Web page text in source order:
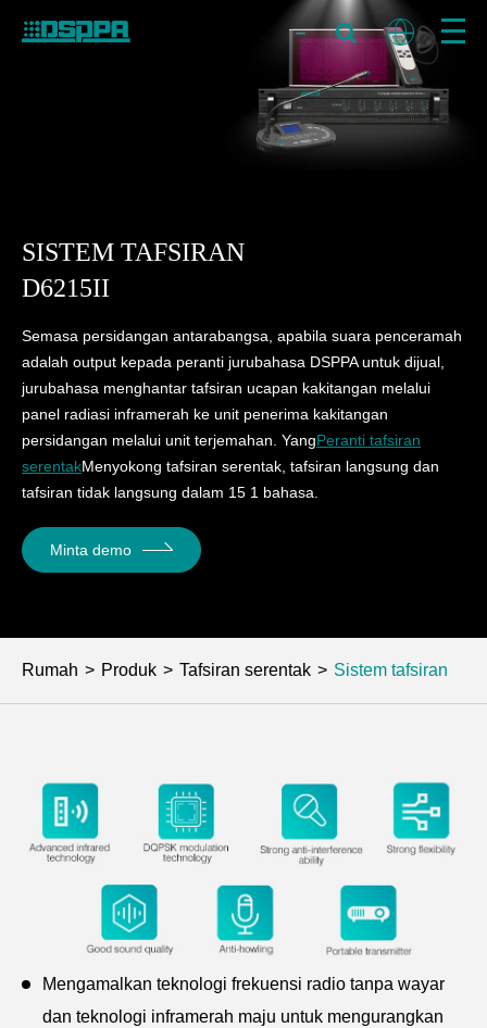
SISTEM TAFSIRAN
D6215II
Semasa persidangan antarabangsa, apabila suara penceramah
adalah output kepada peranti jurubahasa DSPPA untuk dijual,
jurubahasa menghantar tafsiran ucapan kakitangan melalui
panel radiasi inframerah ke unit penerima kakitangan
persidangan melalui unit terjemahan. YangPeranti tafsiran
serentakMenyokong tafsiran serentak, tafsiran langsung dan
tafsiran tidak langsung dalam 15 1 bahasa.
Minta demo
Rumah Produk Tafsiran serentak Sistem tafsiran
Mengamalkan teknologi frekuensi radio tanpa wayar
dan teknologi inframerah maju untuk mengurangkan